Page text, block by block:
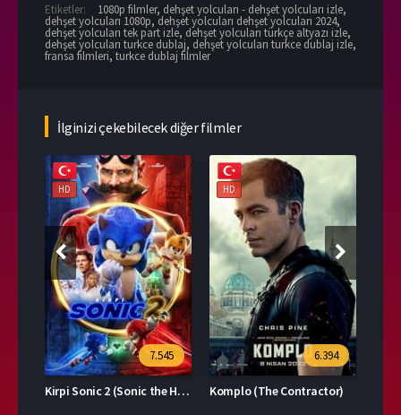
Etiketler: 1080p filmler, dehşet yolcuları - dehşet yolcuları izle,
dehşet yolcuları 1080p, dehşet yolcuları dehşet yolcuları 2024,
dehşet yolcuları tek part izle, dehşet yolcuları türkçe altyazı izle,
dehşet yolcuları turkce dublaj, dehşet yolcuları turkce dublaj izle,
fransa filmleri, turkce dublaj filmler
İlginizi çekebilecek diğer filmler
HD
7.545
Kirpi Sonic 2 (Sonic the Hedgehog 2)
HD
6.394
Komplo (The Contractor)